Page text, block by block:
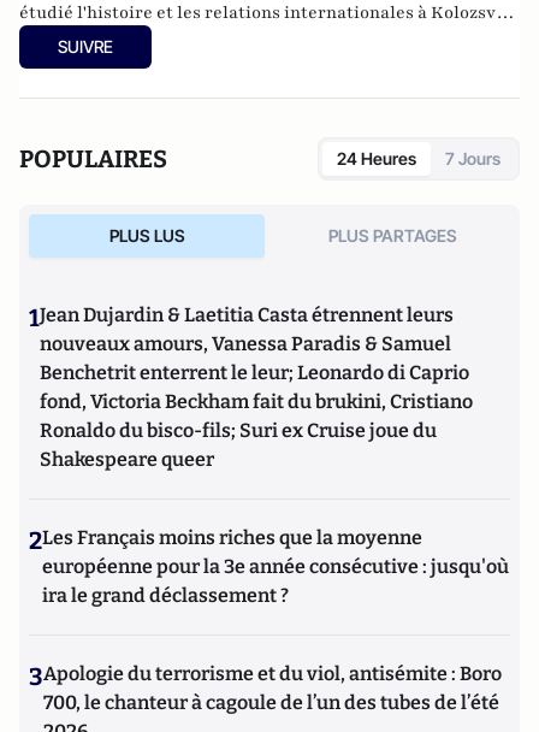
étudié l'histoire et les relations internationales à Kolozsvár
et a travaillé pour plusieurs instituts de recherche politique
à Budapest. Ses intérêts incluent l'actualité, les mouvements
SUIVRE
POPULAIRES 24 Heures 7 Jours
PLUS LUS PLUS PARTAGES
1Jean Dujardin & Laetitia Casta étrennent leurs
nouveaux amours, Vanessa Paradis & Samuel
Benchetrit enterrent le leur; Leonardo di Caprio
fond, Victoria Beckham fait du brukini, Cristiano
Ronaldo du bisco-fils; Suri ex Cruise joue du
Shakespeare queer
2Les Français moins riches que la moyenne
européenne pour la 3e année consécutive : jusqu'où
ira le grand déclassement ?
3Apologie du terrorisme et du viol, antisémite : Boro
700, le chanteur à cagoule de l’un des tubes de l’été